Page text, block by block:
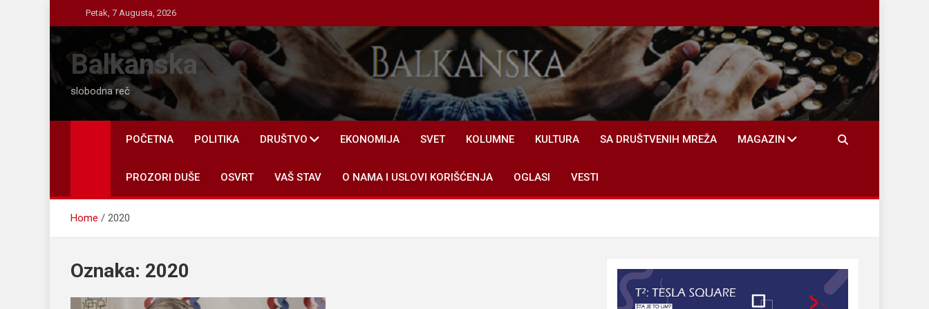
to
content
Petak, 7 Augusta, 2026
Balkanska
slobodna reč
POČETNA POLITIKA DRUŠTVO EKONOMIJA SVET KOLUMNE KULTURA SA DRUŠTVENIH MREŽA MAGAZIN
PROZORI DUŠE OSVRT VAŠ STAV O NAMA I USLOVI KORIŠĆENJA OGLASI VESTI
Home 2020
Oznaka: 2020